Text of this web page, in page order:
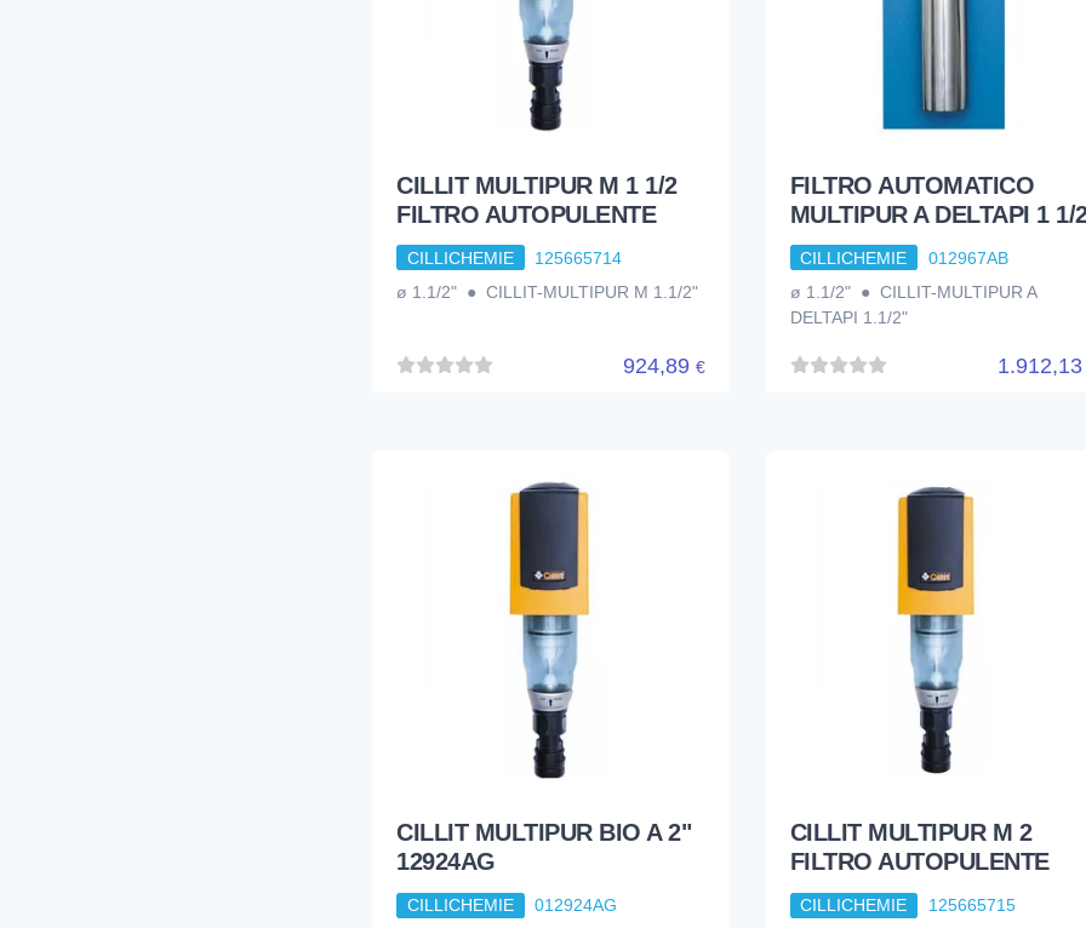
CILLIT MULTIPUR M 1 1/2
FILTRO AUTOPULENTE
CILLICHEMIE
125665714
ø 1.1/2" ● CILLIT-MULTIPUR M 1.1/2"
924,89 €
FILTRO AUTOMATICO
MULTIPUR A DELTAPI 1 1/
CILLICHEMIE
012967AB
ø 1.1/2" ● CILLIT-MULTIPUR A
DELTAPI 1.1/2"
CILLIT MULTIPUR BIO A 2"
12924AG
CILLICHEMIE 012924AG
CILLIT MULTIPUR M 2
FILTRO AUTOPULENTE
CILLICHEMIE
125665715